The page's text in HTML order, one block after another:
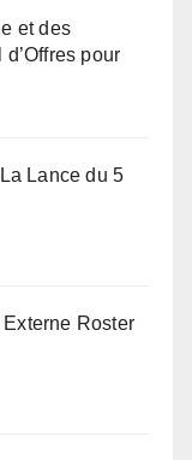
et des
pour
Lance du 5
Roster